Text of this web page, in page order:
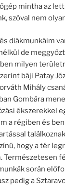
mintha az lett
szóval nem
diákmunkáim
de
milyen
báji Patay
Mihály
Gombára
ékszerekkel
a régiben és
hogy a tér
Természetesen
során
pedig a